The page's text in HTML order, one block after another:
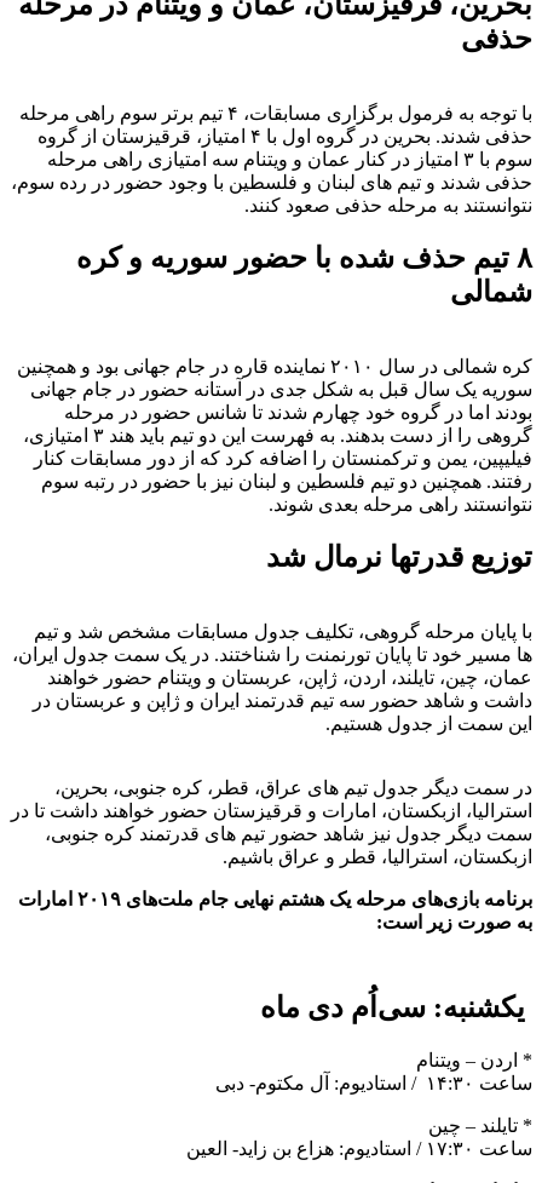
حذفی
با توجه به فرمول برگزاری مسابقات، ۴ تیم برتر سوم راهی مرحله
حذفی شدند. بحرین در گروه اول با ۴ امتیاز، قرقیزستان از گروه
سوم با ۳ امتیاز در کنار عمان و ویتنام سه امتیازی راهی مرحله
حذفی شدند و تیم های لبنان و فلسطین با وجود حضور در رده سوم،
نتوانستند به مرحله حذفی صعود کنند.
۸ تیم حذف شده با حضور سوریه و کره
شمالی
کره شمالی در سال ۲۰۱۰ نماینده قاره در جام جهانی بود و همچنین
سوریه یک سال قبل به شکل جدی در آستانه حضور در جام جهانی
بودند اما در گروه خود چهارم شدند تا شانس حضور در مرحله
گروهی را از دست بدهند. به فهرست این دو تیم باید هند ۳ امتیازی،
فیلیپین، یمن و ترکمنستان را اضافه کرد که از دور مسابقات کنار
رفتند. همچنین دو تیم فلسطین و لبنان نیز با حضور در رتبه سوم
نتوانستند راهی مرحله بعدی شوند.
توزیع قدرتها نرمال شد
با پایان مرحله گروهی، تکلیف جدول مسابقات مشخص شد و تیم
ها مسیر خود تا پایان تورنمنت را شناختند. در یک سمت جدول ایران،
عمان، چین، تایلند، اردن، ژاپن، عربستان و ویتنام حضور خواهند
داشت و شاهد حضور سه تیم قدرتمند ایران و ژاپن و عربستان در
این سمت از جدول هستیم.
در سمت دیگر جدول تیم های عراق، قطر، کره جنوبی، بحرین،
استرالیا، ازبکستان، امارات و قرقیزستان حضور خواهند داشت تا در
سمت دیگر جدول نیز شاهد حضور تیم های قدرتمند کره جنوبی،
ازبکستان، استرالیا، قطر و عراق باشیم.
برنامه بازی‌های مرحله یک هشتم نهایی جام ملت‌های ۲۰۱۹ امارات
به صورت زیر است:
یکشنبه: سی‌اُم دی ماه
* اردن – ویتنام
ساعت ۱۴:۳۰ / استادیوم: آل مکتوم- دبی
* تایلند – چین
ساعت ۱۷:۳۰ / استادیوم: هزاع بن زاید- العین